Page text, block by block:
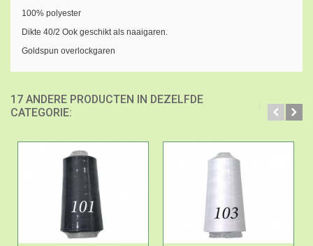
100% polyester
Dikte 40/2 Ook geschikt als naaigaren.
Goldspun overlockgaren
17 ANDERE PRODUCTEN IN DEZELFDE
CATEGORIE: